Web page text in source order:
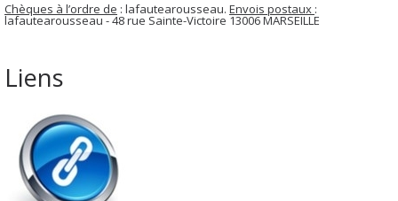
Chèques à l’ordre de : lafautearousseau. Envois postaux :
lafautearousseau - 48 rue Sainte-Victoire 13006 MARSEILLE
Liens